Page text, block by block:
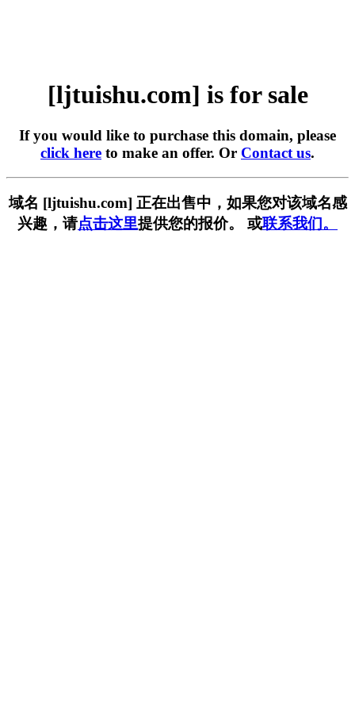
[ljtuishu.com] is for sale
If you would like to purchase this domain, please
click here to make an offer. Or Contact us.
域名 [ljtuishu.com] 正在出售中，如果您对该域名感
兴趣，请点击这里提供您的报价。 或联系我们。